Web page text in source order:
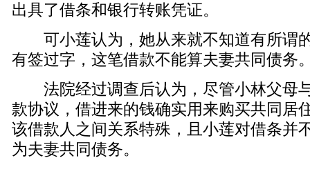
出具了借条和银行转账凭证。
可小莲认为，她从来就不知道有所谓
有签过字，这笔借款不能算夫妻共同债务
法院经过调查后认为，尽管小林父母
款协议，借进来的钱确实用来购买共同居
该借款人之间关系特殊，且小莲对借条并
为夫妻共同债务。